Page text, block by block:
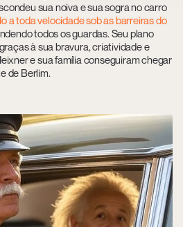
sua noiva e sua sogra no carro
a toda velocidade sob as barreiras do
todos os guardas. Seu plano
à sua bravura, criatividade e
e sua família conseguiram chegar
de Berlim.